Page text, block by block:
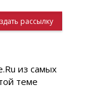
рассылку
из самых
теме